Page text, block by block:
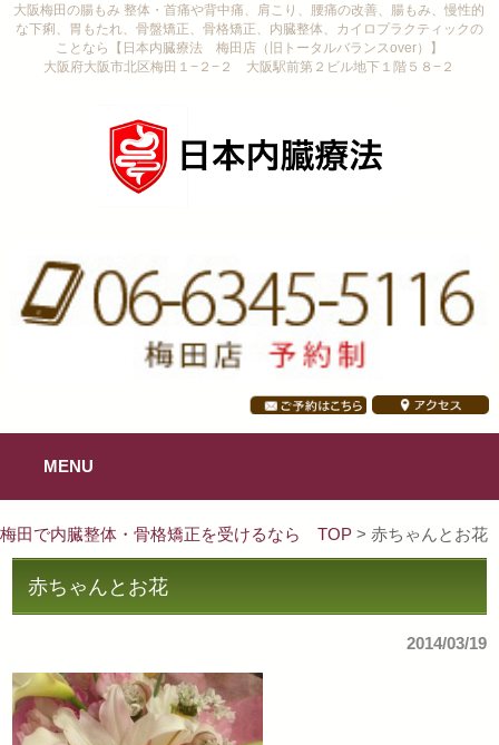
大阪梅田の腸もみ 整体・首痛や背中痛、肩こり、腰痛の改善、腸もみ、慢性的
な下痢、胃もたれ、骨盤矯正、骨格矯正、内臓整体、カイロプラクティックの
ことなら【日本内臓療法 梅田店（旧トータルバランスover）】
大阪府大阪市北区梅田１−２−２ 大阪駅前第２ビル地下１階５８−２
MENU
梅田で内臓整体・骨格矯正を受けるなら TOP > 赤ちゃんとお花
赤ちゃんとお花
2014/03/19